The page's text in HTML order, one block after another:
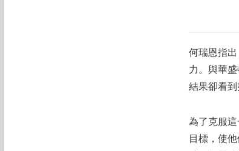
何瑞恩指
力。與華
結果卻看到
為了克服
目標，使